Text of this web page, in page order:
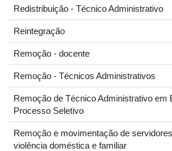
Redistribuição - Técnico Administrativo
Reintegração
Remoção - docente
Remoção - Técnicos Administrativos
Remoção de Técnico Administrativo em
Processo Seletivo
Remoção e movimentação de
violência doméstica e familiar